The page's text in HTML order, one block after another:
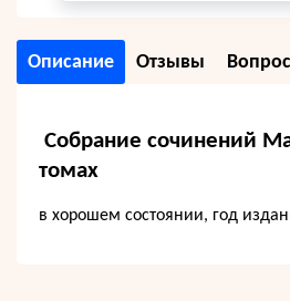
Описание Отзывы
Собрание сочинений
томах
в хорошем состоянии, год